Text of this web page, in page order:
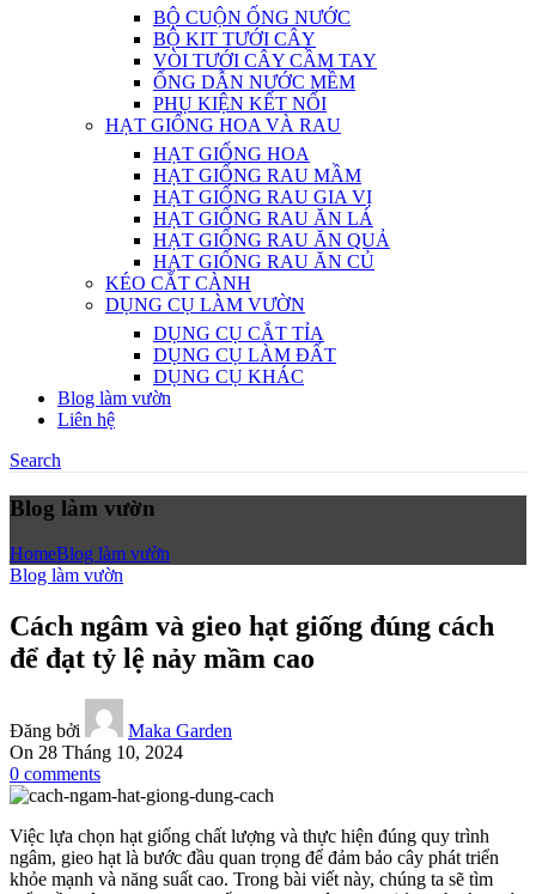
BỘ CUỘN ỐNG NƯỚC
BỘ KIT TƯỚI CÂY
VÒI TƯỚI CÂY CẦM TAY
ỐNG DẪN NƯỚC MỀM
PHỤ KIỆN KẾT NỐI
HẠT GIỐNG HOA VÀ RAU
HẠT GIỐNG HOA
HẠT GIỐNG RAU MẦM
HẠT GIỐNG RAU GIA VỊ
HẠT GIỐNG RAU ĂN LÁ
HẠT GIỐNG RAU ĂN QUẢ
HẠT GIỐNG RAU ĂN CỦ
KÉO CẮT CÀNH
DỤNG CỤ LÀM VƯỜN
DỤNG CỤ CẮT TỈA
DỤNG CỤ LÀM ĐẤT
DỤNG CỤ KHÁC
Blog làm vườn
Liên hệ
Search
Blog làm vườn
HomeBlog làm vườn
Blog làm vườn
Cách ngâm và gieo hạt giống đúng cách
để đạt tỷ lệ nảy mầm cao
Đăng bởi
Maka Garden
On 28 Tháng 10, 2024
0 comments
Việc lựa chọn hạt giống chất lượng và thực hiện đúng quy trình
ngâm, gieo hạt là bước đầu quan trọng để đảm bảo cây phát triển
khỏe mạnh và năng suất cao. Trong bài viết này, chúng ta sẽ tìm